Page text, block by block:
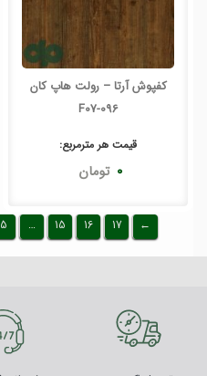
کفپوش آرتا – رولت هاپ کان
F07-096
قیمت هر مترمربع:
۰ تومان
5 … 15 16 17 ←